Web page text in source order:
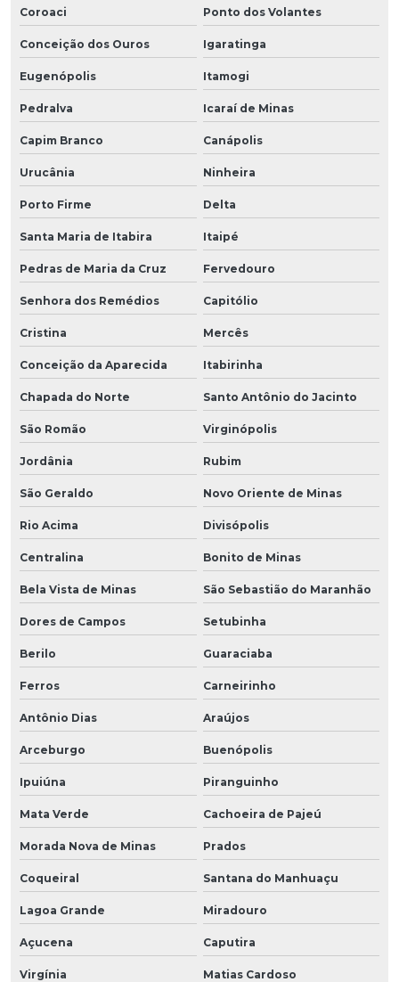
Coroaci Ponto dos Volantes
Conceição dos Ouros Igaratinga
Eugenópolis Itamogi
Pedralva Icaraí de Minas
Capim Branco Canápolis
Urucânia Ninheira
Porto Firme Delta
Santa Maria de Itabira Itaipé
Pedras de Maria da Cruz Fervedouro
Senhora dos Remédios Capitólio
Cristina Mercês
Conceição da Aparecida Itabirinha
Chapada do Norte Santo Antônio do Jacinto
São Romão Virginópolis
Jordânia Rubim
São Geraldo Novo Oriente de Minas
Rio Acima Divisópolis
Centralina Bonito de Minas
Bela Vista de Minas São Sebastião do Maranhão
Dores de Campos Setubinha
Berilo Guaraciaba
Ferros Carneirinho
Antônio Dias Araújos
Arceburgo Buenópolis
Ipuiúna Piranguinho
Mata Verde Cachoeira de Pajeú
Morada Nova de Minas Prados
Coqueiral Santana do Manhuaçu
Lagoa Grande Miradouro
Açucena Caputira
Virgínia Matias Cardoso